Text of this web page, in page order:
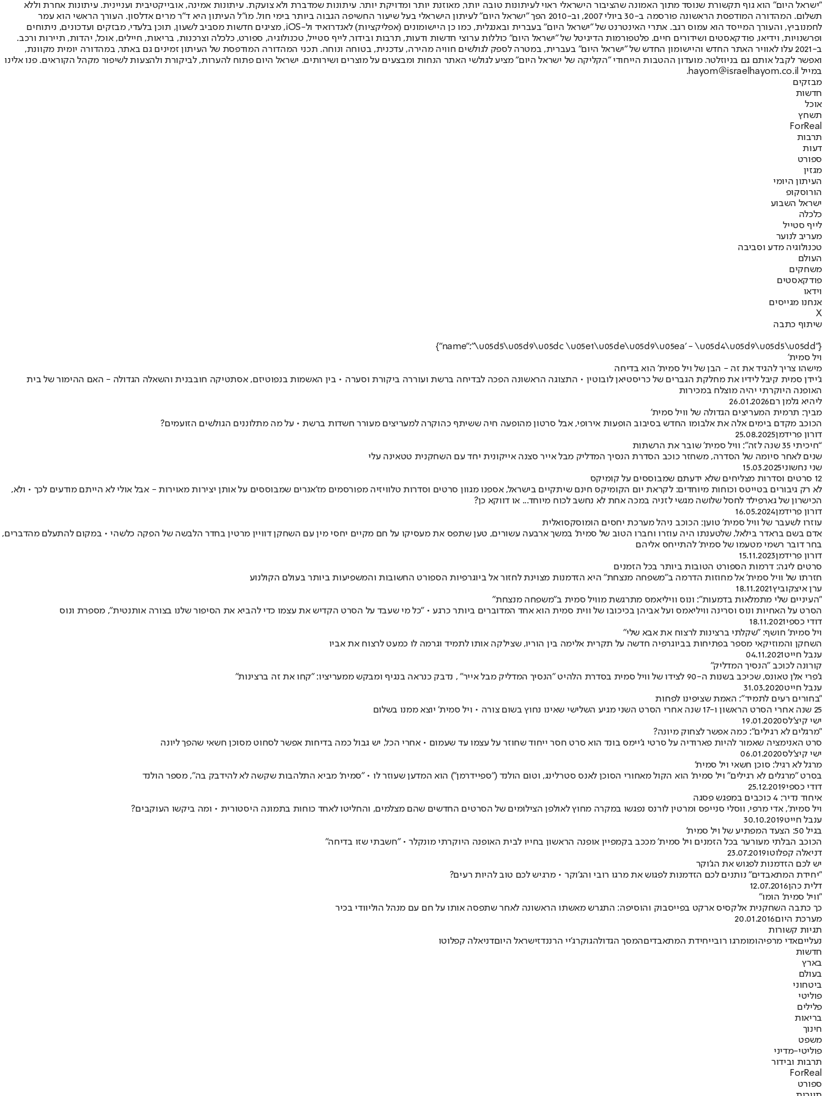
"ישראל היום" הוא גוף תקשורת שנוסד מתוך האמונה שהציבור הישראלי ראוי לעיתונות טובה יותר, מאוזנת יותר ומדויקת יותר. עיתונות שמדברת ולא צועקת. עיתונות אמינה, אובייקטיבית ועניינית. עיתונות אחרת וללא
תשלום. המהדורה המודפסת הראשונה פורסמה ב-30 ביולי 2007, וב-2010 הפך "ישראל היום" לעיתון הישראלי בעל שיעור החשיפה הגבוה ביותר בימי חול. מו"ל העיתון היא ד"ר מרים אדלסון. העורך הראשי הוא עמר
לחמנוביץ, והעורך המייסד הוא עמוס רגב. אתרי האינטרנט של "ישראל היום" בעברית ובאנגלית, כמו כן היישומונים (אפליקציות) לאנדרואיד ול-iOS, מציגים חדשות מסביב לשעון, תוכן בלעדי, מבזקים ועדכונים, ניתוחים
ופרשנויות, וידיאו, פודקאסטים ושידורים חיים. פלטפורמות הדיגיטל של "ישראל היום" כוללות ערוצי חדשות ודעות, תרבות ובידור, לייף סטייל, טכנולוגיה, ספורט, כלכלה וצרכנות, בריאות, חיילים, אוכל, יהדות, תיירות ורכב.
ב-2021 עלו לאוויר האתר החדש והיישומון החדש של "ישראל היום" בעברית, במטרה לספק לגולשים חוויה מהירה, עדכנית, בטוחה ונוחה. תכני המהדורה המודפסת של העיתון זמינים גם באתר, במהדורה יומית מקוונת,
ואפשר לקבל אותם גם בניוזלטר. מועדון ההטבות הייחודי "הקליקה של ישראל היום" מציע לגולשי האתר הנחות ומבצעים על מוצרים ושירותים. ישראל היום פתוח להערות, לביקורת ולהצעות לשיפור מקהל הקוראים. פנו אלינו
במייל hayom@israelhayom.co.il.
מבזקים
חדשות
אוכל
תשחץ
ForReal
תרבות
דעות
ספורט
מגזין
העיתון היומי
הורוסקופ
ישראל השבוע
כלכלה
לייף סטייל
מעריב לנוער
טכנולוגיה מדע וסביבה
העולם
משחקים
פודקאסטים
וידאו
אנחנו מגייסים
X
שיתוף כתבה
{"name":"\u05d5\u05d9\u05dc \u05e1\u05de\u05d9\u05ea' - \u05d4\u05d9\u05d5\u05dd"}
ויל סמית'
מישהו צריך להגיד את זה - הבן של ויל סמית' הוא בדיחה
ג’יידן סמית קיבל לידיו את מחלקת הגברים של כריסטיאן לובוטין • התצוגה הראשונה הפכה לבדיחה ברשת ועוררה ביקורת וסערה • בין האשמות בנפוטיזם, אסתטיקה חובבנית והשאלה הגדולה - האם ההימור של בית
האופנה היוקרתי יהיה מוצלח במכירות
ליהיא גלמן רם26.01.2026
מביך: תרמית המעריצים הגדולה של וויל סמית'
הכוכב מקדם בימים אלה את אלבומו החדש בסיבוב הופעות אירופי, אבל סרטון מהופעה חיה ששיתף כהוקרה למעריצים מעורר חשדות ברשת • על מה מתלוננים הגולשים הזועמים?
דורון פרידמן25.08.2025
“חיכיתי 35 שנה לזה”: וויל סמית’ שובר את הרשתות
שנים לאחר סיומה של הסדרה, משחזר כוכב הסדרת הנסיך המדליק מבל אייר סצנה אייקונית יחד עם השחקנית טטאינה עלי
שני נחשוני15.03.2025
12 סרטים וסדרות מצליחים שלא ידעתם שמבוססים על קומיקס
לא רק גיבורים בטייטס וכוחות מיוחדים: לקראת יום הקומיקס חינם שיתקיים בישראל, אספנו מגוון סרטים וסדרות טלוויזיה מפורסמים מז'אנרים שמבוססים על אותן יצירות מאוירות - אבל אולי לא הייתם מודעים לכך • ולא,
הכישרון של גארפילד לחסל שלושה מגשי לזניה במכה אחת לא נחשב לכוח מיוחד... או דווקא כן?
דורון פרידמן16.05.2024
עוזרו לשעבר של וויל סמית' טוען: הכוכב ניהל מערכת יחסים הומוסקסואלית
אדם בשם בראדר בילאל, שלטענתו היה עוזרו וחברו הטוב של סמית' במשך ארבעה עשורים, טען שתפס את מעסיקו על חם מקיים יחסי מין עם השחקן דוויין מרטין בחדר הלבשה של הפקה כלשהי • במקום להתעלם מהדברים,
בחר דובר רשמי מטעמו של סמית' להתייחס אליהם
דורון פרידמן15.11.2023
סרטים ליגה: דרמות הספורט הטובות ביותר בכל הזמנים
חזרתו של וויל סמית' אל מחוזות הדרמה ב"משפחה מנצחת" היא הזדמנות מצוינת לחזור אל ביוגרפיות הספורט החשובות והמשפיעות ביותר בעולם הקולנוע
ערן איצקוביץ18.11.2021
"העיניים שלי מתמלאות בדמעות": ונוס וויליאמס מתרגשת מוויל סמית ב"משפחה מנצחת"
הסרט על האחיות ונוס וסרינה וויליאמס ועל אביהן בכיכובו של ווית סמית הוא אחד המדוברים ביותר כרגע • "כל מי שעבד על הסרט הקדיש את עצמו כדי להביא את הסיפור שלנו בצורה אותנטית", מספרת ונוס
דודי כספי18.11.2021
ויל סמית' חושף: "שקלתי ברצינות לרצוח את אבא שלי"
השחקן והמוזיקאי מספר בפתיחות בביוגרפיה חדשה על תקרית אלימה בין הוריו, שצילקה אותו לתמיד וגרמה לו כמעט לרצוח את אביו
ענבל חייט04.11.2021
קורונה לכוכב "הנסיך המדליק"
ג'פרי אלן טאונס, שכיכב בשנות ה-90 לצידו של וויל סמית בסדרת הלהיט "הנסיך המדליק מבל אייר" , נדבק כנראה בנגיף ומבקש ממעריציו: "קחו את זה ברצינות"
ענבל חייט31.03.2020
"בחורים רעים לתמיד": האמת שציפינו לפחות
25 שנה אחרי הסרט הראשון ו-17 שנה אחרי הסרט השני מגיע השלישי שאינו נחוץ בשום צורה • ויל סמית' יוצא ממנו בשלום
ישי קיצ'לס19.01.2020
"מרגלים לא רגילים": כמה אפשר לצחוק מיונה?
סרט האנימציה שאמור להיות פארודיה על סרטי ג'יימס בונד הוא סרט חסר ייחוד שחוזר על עצמו עד שעמום • אחרי הכל, יש גבול כמה בדיחות אפשר לסחוט מסוכן חשאי שהפך ליונה
ישי קיצ'לס06.01.2020
מרגל לא רגיל: סוכן חשאי ויל סמית'
בסרט "מרגלים לא רגילים" ויל סמית' הוא הקול מאחורי הסוכן לאנס סטרלינג, וטום הולנד ("ספיידרמן") הוא המדען שעוזר לו • "סמית' מביא התלהבות שקשה לא להידבק בה", מספר הולנד
דודי כספי25.12.2019
איחוד נדיר: 4 כוכבים במפגש פסגה
ויל סמית', אדי מרפי, ווסלי סנייפס ומרטין לורנס נפגשו במקרה מחוץ לאולפן הצילומים של הסרטים החדשים שהם מצלמים, והחליטו לאחד כוחות בתמונה היסטורית • ומה ביקשו העוקבים?
ענבל חייט30.10.2019
בגיל 50: הצעד המפתיע של ויל סמית'
הכוכב הבלתי מעורער בכל הזמנים ויל סמית' מככב בקמפיין אופנה הראשון בחייו לבית האופנה היוקרתי מונקלר • "חשבתי שזו בדיחה"
דניאלה קפלוטו23.07.2019
יש לכם הזדמנות לפגוש את הג'וקר
"יחידת המתאבדים" נותנים לכם הזדמנות לפגוש את מרגו רובי והג'וקר • מרגיש לכם טוב להיות רעים?
דלית כהן12.07.2016
"וויל סמית' הומו"
כך כתבה השחקנית אלקסיס ארקט בפייסבוק והוסיפה: התגרש מאשתו הראשונה לאחר שתפסה אותו על חם עם מנהל הוליוודי בכיר
מערכת היום20.01.2016
תגיות קשורות
נעלייםאדי מרפיהומומרגו רובייחידת המתאבדיםהמסך הגדולהגוקרג'יי הרננדזישראל היוםדניאלה קפלוטו
חדשות
בארץ
בעולם
ביטחוני
פוליטי
פלילים
בריאות
חינוך
משפט
פוליטי-מדיני
תרבות ובידור
ForReal
ספורט